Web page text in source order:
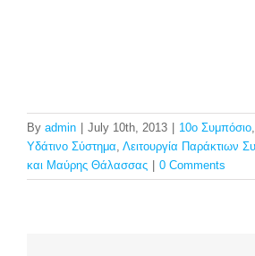
By admin July 10th, 2013 10ο Συμπόσιο
Υδάτινο Σύστημα Λειτουργία Παράκτιων
και Μαύρης Θάλασσας
0 Comments